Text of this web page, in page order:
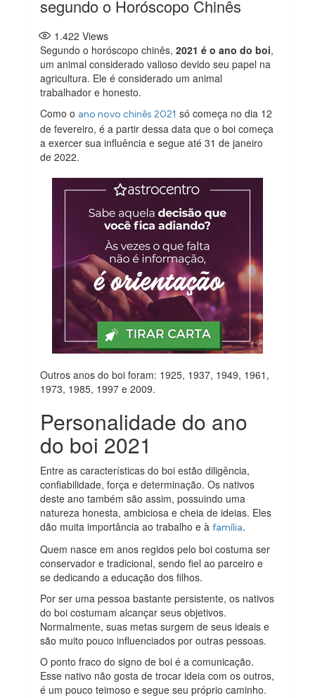
segundo o Horóscopo Chinês
1.422 Views
Segundo o horóscopo chinês,2021 é o ano do boi,
um animal considerado valioso devido seu papel na
agricultura. Ele é considerado um animal
trabalhador e honesto.
Como o ano novo chinês 2021 só começa no dia 12
de fevereiro, é a partir dessa data que o boi começa
a exercer sua influência e segue até 31 de janeiro
de 2022.
Outros anos do boi foram: 1925, 1937, 1949, 1961,
1973, 1985, 1997 e 2009.
Personalidade do ano
do boi 2021
Entre as características do boi estão diligência,
confiabilidade, força e determinação. Os nativos
deste ano também são assim, possuindo uma
natureza honesta, ambiciosa e cheia de ideias. Eles
dão muita importância ao trabalho e àfamília.
Quem nasce em anos regidos pelo boi costuma ser
conservador e tradicional, sendo fiel ao parceiro e
se dedicando a educação dos filhos.
Por ser uma pessoa bastante persistente, os nativos
do boi costumam alcançar seus objetivos.
Normalmente, suas metas surgem de seus ideais e
são muito pouco influenciados por outras pessoas.
O ponto fraco do signo de boi é a comunicação.
Esse nativo não gosta de trocar ideia com os outros,
é um pouco teimoso e segue seu próprio caminho.